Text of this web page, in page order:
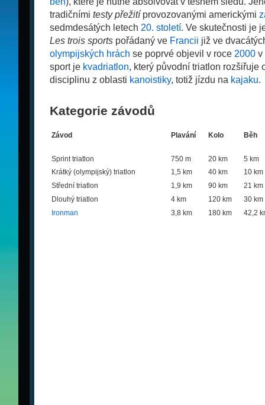
tradičními testy přežitíprovozovanými americkými
sedmdesátých letech 20. století. Ve skutečnosti je
Les trois sportspořádaný ve Francii již ve
olympijských hrách se poprvé objevil v roce 2000v
sport je kvadriatlon, který původní triatlon rozšiřuje
disciplinu z oblasti kanoistiky, totiž jízdu na kajaku.
Kategorie závodů
Závod Plavání Kolo Běh
Sprint triatlon 750 m 20 km
5 km
Krátký (olympijský) triatlon
1,5 km 40 km
10 km
Střední triatlon
1,9 km 90 km
21 km
Dlouhý triatlon
4 km 120 km
30 km
Ironman
3,8 km 180 km 42,2